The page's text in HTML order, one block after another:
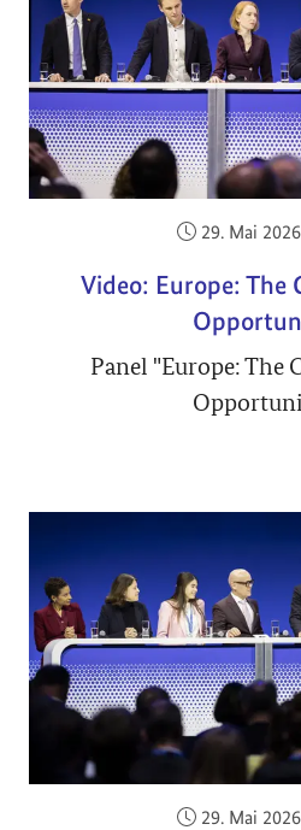
29. Mai 2026
Video: Europe: The
Panel "Europe: The
29. Mai 2026